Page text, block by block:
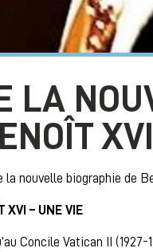
LA
XVI
nouvelle biographie de
XVI – UNE VIE
Concile Vatican II